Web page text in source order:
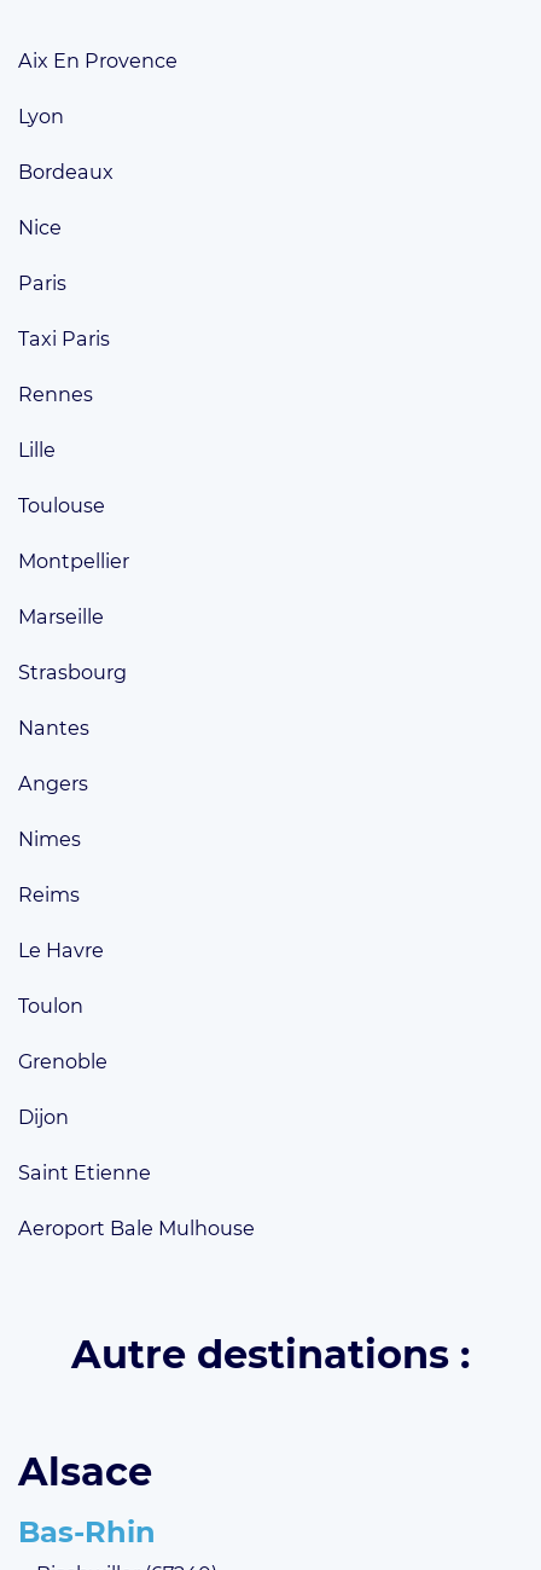
Aix En Provence
Lyon
Bordeaux
Nice
Paris
Taxi Paris
Rennes
Lille
Toulouse
Montpellier
Marseille
Strasbourg
Nantes
Angers
Nimes
Reims
Le Havre
Toulon
Grenoble
Dijon
Saint Etienne
Aeroport Bale Mulhouse
Autre destinations :
Alsace
Bas-Rhin